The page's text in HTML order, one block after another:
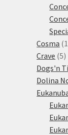
Cosma
Crave 55
Dogs'n
Dolina